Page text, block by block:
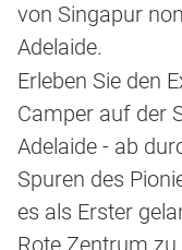
von Singapur
Adelaide.
Erleben Sie den
Camper auf der
Adelaide - ab
Spuren des
es als Erster
Rote Zentrum